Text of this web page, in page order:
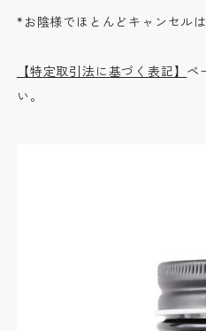
*お陰様でほとんどキャンセル
【特定取引法に基づく表記】 ペ
い。